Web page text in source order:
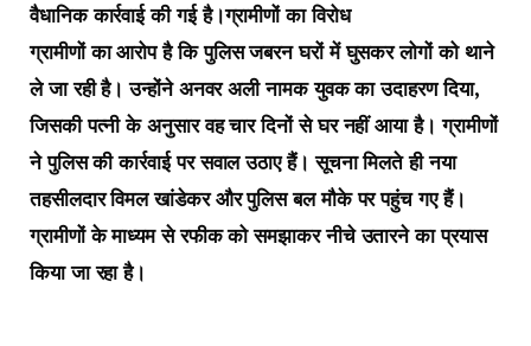
वैधानिक कार्रवाई की गई है।ग्रामीणों का विरोध
ग्रामीणों का आरोप है कि पुलिस जबरन घरों में घुसकर लोगों को थाने
ले जा रही है। उन्होंने अनवर अली नामक युवक का उदाहरण दिया,
जिसकी पत्नी के अनुसार वह चार दिनों से घर नहीं आया है। ग्रामीणों
ने पुलिस की कार्रवाई पर सवाल उठाए हैं। सूचना मिलते ही नया
तहसीलदार विमल खांडेकर और पुलिस बल मौके पर पहुंच गए हैं।
ग्रामीणों के माध्यम से रफीक को समझाकर नीचे उतारने का प्रयास
किया जा रहा है।